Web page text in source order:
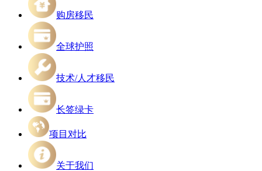
购房移民
全球护照
技术/人才移民
长签绿卡
项目对比
关于我们